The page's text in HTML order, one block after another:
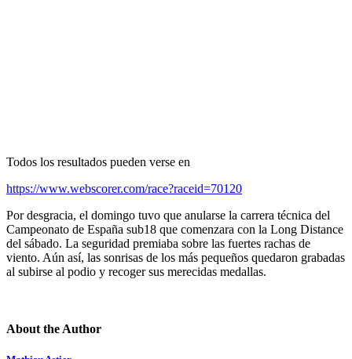
Todos los resultados pueden verse en
https://www.webscorer.com/race?raceid=70120
Por desgracia, el domingo tuvo que anularse la carrera técnica del
Campeonato de España sub18 que comenzara con la Long Distance
del sábado. La seguridad premiaba sobre las fuertes rachas de
viento. Aún así, las sonrisas de los más pequeños quedaron grabadas
al subirse al podio y recoger sus merecidas medallas.
About the Author